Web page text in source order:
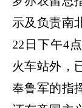
示及负责南
22 日下午4
火车站外，
奉鲁军的指